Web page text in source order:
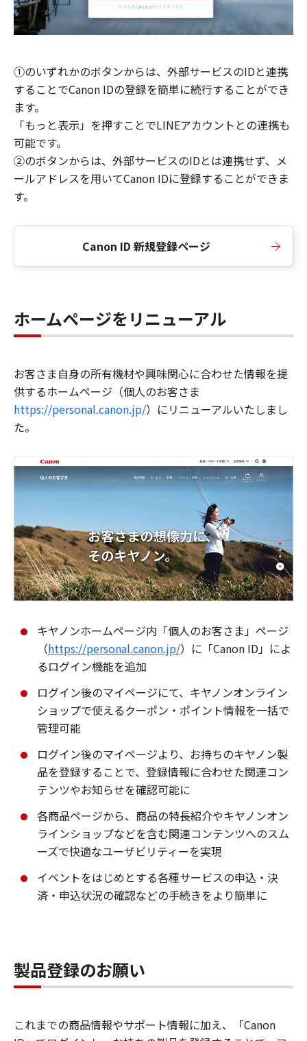
①のいずれかのボタンからは、外部サービスのIDと連携
することでCanon IDの登録を簡単に続行することができ
ます。
「もっと表示」を押すことでLINEアカウントとの連携も
可能です。
②のボタンからは、外部サービスのIDとは連携せず、メ
ールアドレスを用いてCanon IDに登録することができま
す。
Canon ID 新規登録ページ
ホームページをリニューアル
お客さま自身の所有機材や興味関心に合わせた情報を提
供するホームページ（個人のお客さま
https://personal.canon.jp/）にリニューアルいたしまし
た。
キヤノンホームページ内「個人のお客さま」ページ
（https://personal.canon.jp/）に「Canon ID」によ
るログイン機能を追加
ログイン後のマイページにて、キヤノンオンライン
ショップで使えるクーポン・ポイント情報を一括で
管理可能
ログイン後のマイページより、お持ちのキヤノン製
品を登録することで、登録情報に合わせた関連コン
テンツやお知らせを確認可能に
各商品ページから、商品の特長紹介やキヤノンオン
ラインショップなどを含む関連コンテンツへのスム
ーズで快適なユーザビリティーを実現
イベントをはじめとする各種サービスの申込・決
済・申込状況の確認などの手続きをより簡単に
製品登録のお願い
これまでの商品情報やサポート情報に加え、「Canon